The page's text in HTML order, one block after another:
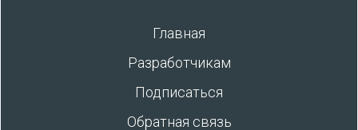
Главная
Разработчикам
Подписаться
Обратная связь